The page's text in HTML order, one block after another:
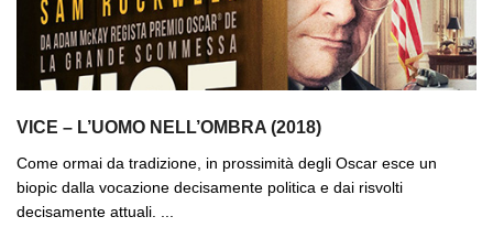
VICE – L’UOMO NELL’OMBRA (2018)
Come ormai da tradizione, in prossimità degli Oscar esce un
biopic dalla vocazione decisamente politica e dai risvolti
decisamente attuali. ...